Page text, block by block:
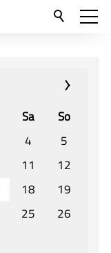
Sa
So
4
5
11
12
18
19
25
26